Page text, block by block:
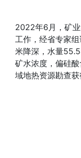
2022年6月，矿
工作，经省专家
米降深，水量
矿水浓度，偏硅
域地热资源勘查获